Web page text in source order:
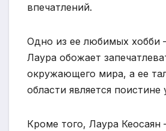
впечатлений.
Одно из ее любимых хобби
Лаура обожает
окружающего мира, а ее
области является
Кроме того, Лаура